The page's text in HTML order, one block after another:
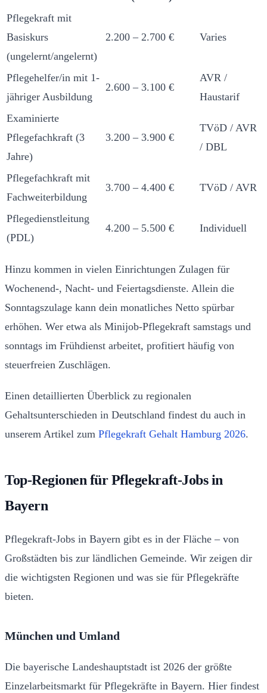
Pflegekraft mit
Basiskurs
(ungelernt/angelernt)
2.200 – 2.700 € Varies
Pflegehelfer/in mit 1-
jähriger Ausbildung
2.600 – 3.100 €
AVR /
Haustarif
Examinierte
Pflegefachkraft (3
Jahre)
3.200 – 3.900 €
TVöD / AVR
/ DBL
Pflegefachkraft mit
Fachweiterbildung
3.700 – 4.400 € TVöD / AVR
Pflegedienstleitung
(PDL)
4.200 – 5.500 € Individuell
Hinzu kommen in vielen Einrichtungen Zulagen für
Wochenend-, Nacht- und Feiertagsdienste. Allein die
Sonntagszulage kann dein monatliches Netto spürbar
erhöhen. Wer etwa als Minijob-Pflegekraft samstags und
sonntags im Frühdienst arbeitet, profitiert häufig von
steuerfreien Zuschlägen.
Einen detaillierten Überblick zu regionalen
Gehaltsunterschieden in Deutschland findest du auch in
unserem Artikel zum Pflegekraft Gehalt Hamburg 2026.
Top-Regionen für Pflegekraft-Jobs in
Bayern
Pflegekraft-Jobs in Bayern gibt es in der Fläche – von
Großstädten bis zur ländlichen Gemeinde. Wir zeigen dir
die wichtigsten Regionen und was sie für Pflegekräfte
bieten.
München und Umland
Die bayerische Landeshauptstadt ist 2026 der größte
Einzelarbeitsmarkt für Pflegekräfte in Bayern. Hier findest